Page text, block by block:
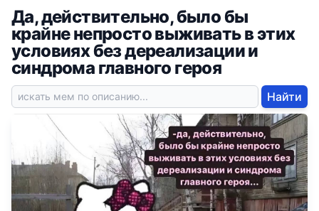
Да, действительно, было бы
крайне непросто выживать в этих
условиях без дереализации и
синдрома главного героя
Найти